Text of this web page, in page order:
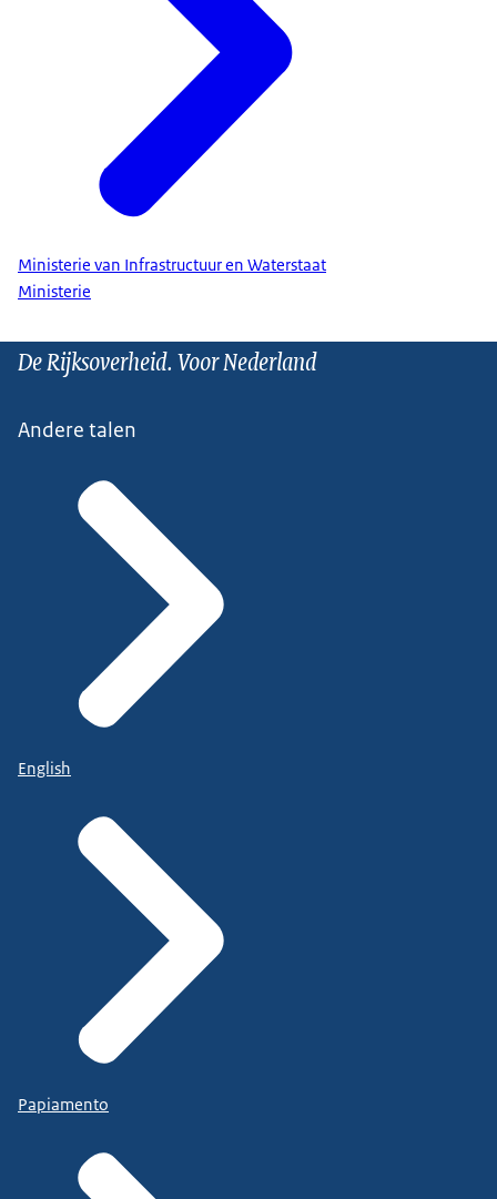
Ministerie van Infrastructuur en Waterstaat
Ministerie
De Rijksoverheid. Voor Nederland
Andere talen
English
Papiamento